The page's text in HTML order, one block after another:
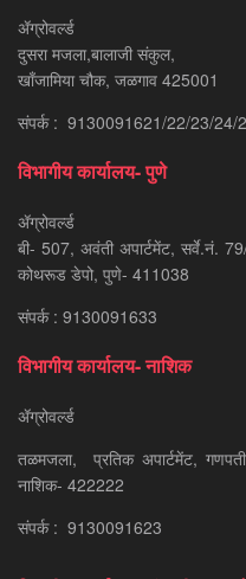
ॲग्रोवर्ल्ड
दुसरा मजला,बालाजी संकुल,
खाँजामिया चौक, जळगाव 425001
संपर्क : 9130091621/22/23/24/
विभागीय कार्यालय- पुणे
ॲग्रोवर्ल्ड
बी- 507, अवंती अपार्टमेंट, सर्वे.नं. 79/
कोथरूड डेपो, पुणे- 411038
संपर्क : 9130091633
विभागीय कार्यालय- नाशिक
ॲग्रोवर्ल्ड
तळमजला, प्रतिक अपार्टमेंट,
नाशिक- 422222
संपर्क : 9130091623